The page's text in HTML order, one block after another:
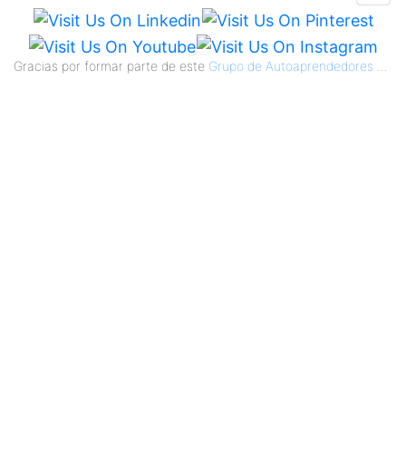
Gracias por formar parte de este Grupo de Autoaprendedores